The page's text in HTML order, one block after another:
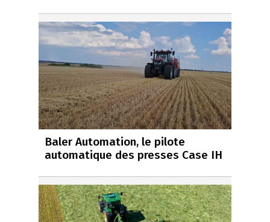
Baler Automation, le pilote
automatique des presses Case IH